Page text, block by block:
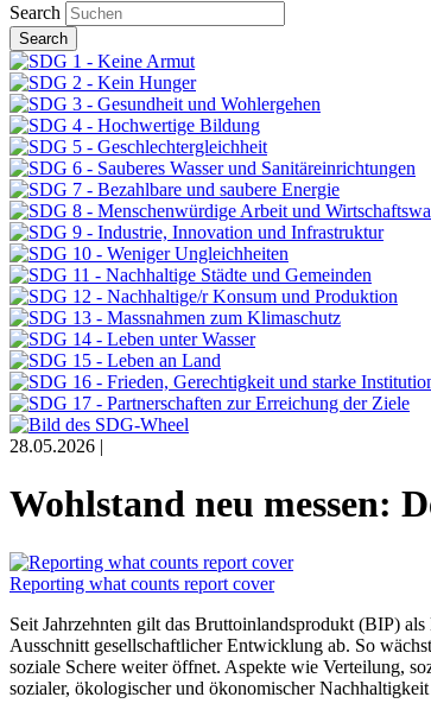
Search
28.05.2026 |
Wohlstand neu messen:
Reporting what counts report cover
Seit Jahrzehnten gilt das Bruttoinlandsprodukt (BIP)
Ausschnitt gesellschaftlicher Entwicklung ab. So
soziale Schere weiter öffnet. Aspekte wie Verteilung,
sozialer, ökologischer und ökonomischer